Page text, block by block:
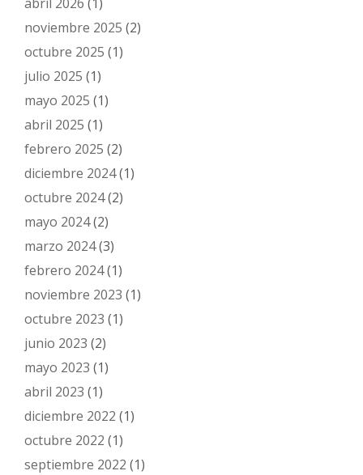
abril 2026 (1)
noviembre 2025 (2)
octubre 2025 (1)
julio 2025 (1)
mayo 2025 (1)
abril 2025 (1)
febrero 2025 (2)
diciembre 2024(1)
octubre 2024(2)
mayo 2024(2)
marzo 2024(3)
febrero 2024(1)
noviembre 2023 (1)
octubre 2023 (1)
junio 2023 (2)
mayo 2023 (1)
abril 2023 (1)
diciembre 2022 (1)
octubre 2022 (1)
septiembre 2022 (1)